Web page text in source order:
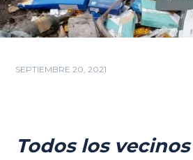
SEPTIEMBRE 20, 2021
Todos los